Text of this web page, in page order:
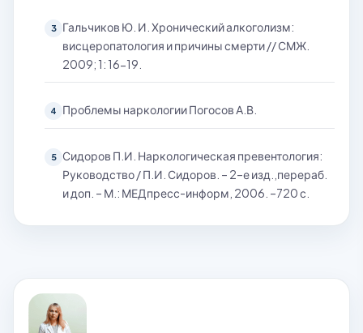
3
Гальчиков Ю. И. Хронический алкоголизм:
висцеропатология и причины смерти // СМЖ.
2009; 1: 16-19.
4 Проблемы наркологии Погосов А.В.
5
Сидоров П.И. Наркологическая превентология:
Руководство / П.И. Сидоров. – 2–е изд.,перераб.
и доп. – М.: МЕДпресс-информ, 2006. –720 с.